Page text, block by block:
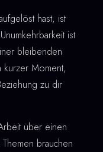
hast, ist
ist
bleibenden
kurzer Moment,
zu dir
über einen
brauchen